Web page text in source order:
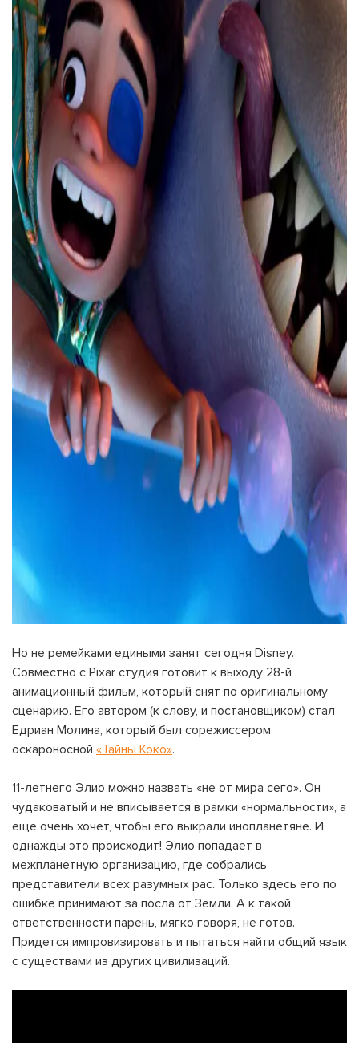
Но не ремейками едиными занят сегодня Disney.
Совместно с Pixar студия готовит к выходу 28-й
анимационный фильм, который снят по оригинальному
сценарию. Его автором (к слову, и постановщиком) стал
Едриан Молина, который был сорежиссером
оскароносной «Тайны Коко».
11-летнего Элио можно назвать «не от мира сего». Он
чудаковатый и не вписывается в рамки «нормальности», а
еще очень хочет, чтобы его выкрали инопланетяне. И
однажды это происходит! Элио попадает в
межпланетную организацию, где собрались
представители всех разумных рас. Только здесь его по
ошибке принимают за посла от Земли. А к такой
ответственности парень, мягко говоря, не готов.
Придется импровизировать и пытаться найти общий язык
с существами из других цивилизаций.
ВЕРНУТЬСЯ К БЛОГУ
ВОЙТИ С ПОМОЩЬЮ ЗВОНКА
ВЕРНУТЬСЯ ПЕРЕЧИСЛИТЬ